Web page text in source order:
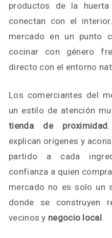
productos de la
conectan con el
mercado en un punto
cocinar con género
directo con el entorno
Los comerciantes del
un estilo de atención
tienda de proximidad
explican orígenes y
partido a cada
confianza a quien
mercado no es solo un
donde se construyen
vecinos y negocio local.